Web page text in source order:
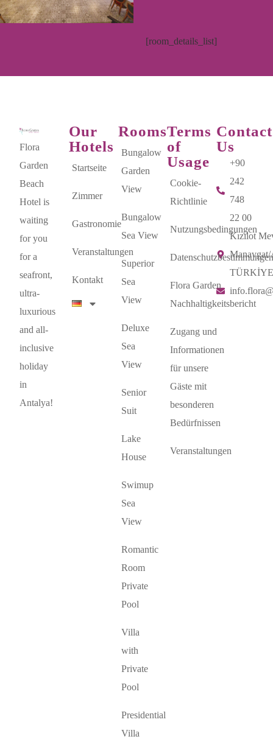
[room_details_list]
Flora
Garden
Beach
Hotel is
waiting
for you
for a
seafront,
ultra-
luxurious
and all-
inclusive
holiday
in
Antalya!
Our
Hotels
Startseite
Zimmer
Gastronomie
Veranstaltungen
Kontakt
Rooms
Bungalow
Garden
View
Bungalow
Sea View
Superior
Sea
View
Deluxe
Sea
View
Senior
Suit
Lake
House
Swimup
Sea
View
Romantic
Room
Private
Pool
Villa
with
Private
Pool
Presidential
Villa
Terms
of
Usage
Cookie-
Richtlinie
Nutzungsbedingungen
Flora Garden
Nachhaltigkeitsbericht
Zugang und
Informationen
für unsere
Gäste mit
besonderen
Bedürfnissen
Veranstaltungen
Contact
Us
+90
242
748
22 00
Kızılot